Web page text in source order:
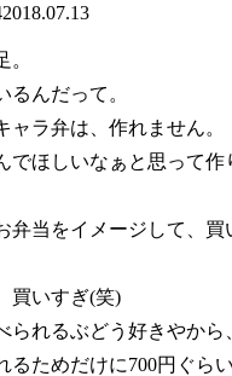
2018.07.13
。
るんだって。
ャラ弁は、作れません。
でほしいなぁと思って作
弁当をイメージして、買
買いすぎ(笑)
られるぶどう好きやから
るためだけに700円ぐら